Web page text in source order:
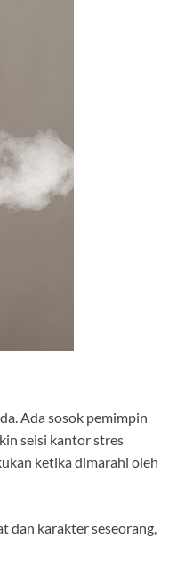
Ada sosok pemimpin
seisi kantor stres
ketika dimarahi oleh
dan karakter seseorang,